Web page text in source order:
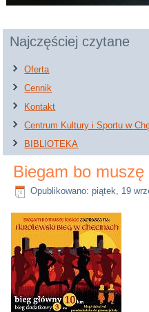
Najczęściej czytane
Oferta
Cennik
Kontakt
Centrum Kultury i Sportu w
BIBLIOTEKA
Biegam bo muszę
Opublikowano: piątek, 19